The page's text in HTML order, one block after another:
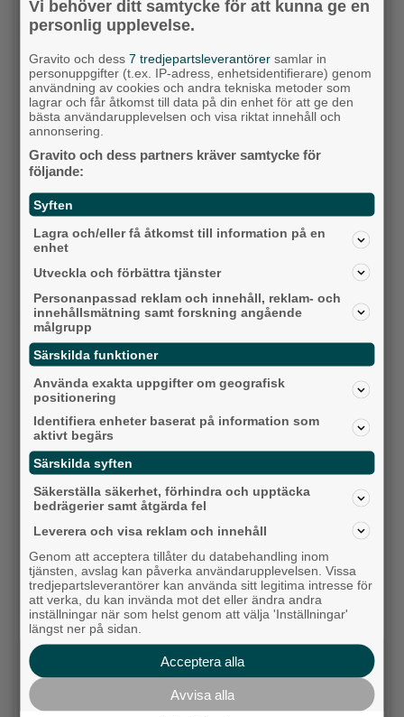
Alingsås
Krögarnas kamp när tågen står stilla: "Vi
försöker bara överleva”
Backa/Kärra
Karnevalstämning på Backadagen
Bjöds på trummor, såpbubblor och grillade räkor
Hisingen
Vi behöver ditt samtycke för att kunna ge en
personlig upplevelse.
Gravito och dess7 tredjepartsleverantörer samlar in
personuppgifter (t.ex. IP-adress, enhetsidentifierare) genom
användning av cookies och andra tekniska metoder som
lagrar och får åtkomst till data på din enhet för att ge den
bästa användarupplevelsen och visa riktat innehåll och
annonsering.
Gravito och dess partners kräver samtycke för
följande:
Syften
Lagra och/eller få åtkomst till information på en
enhet
Utveckla och förbättra tjänster
Personanpassad reklam och innehåll, reklam- och
innehållsmätning samt forskning angående
målgrupp
Särskilda funktioner
Använda exakta uppgifter om geografisk
positionering
Identifiera enheter baserat på information som
aktivt begärs
Särskilda syften
Säkerställa säkerhet, förhindra och upptäcka
bedrägerier samt åtgärda fel
Leverera och visa reklam och innehåll
Genom att acceptera tillåter du databehandling inom
tjänsten, avslag kan påverka användarupplevelsen. Vissa
tredjepartsleverantörer kan använda sitt legitima intresse för
att verka, du kan invända mot det eller ändra andra
inställningar när som helst genom att välja 'Inställningar'
längst ner på sidan.
Acceptera alla
Avvisa alla